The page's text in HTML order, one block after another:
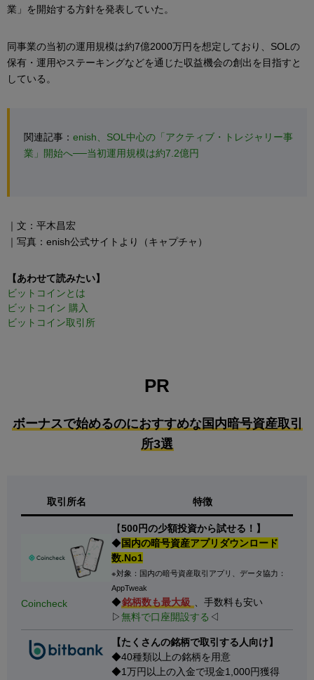
業」を開始する方針を発表していた。
同事業の当初の運用規模は約7億2000万円を想定しており、SOLの
保有・運用やステーキングなどを通じた収益機会の創出を目指すと
している。
関連記事： enish、SOL中心の「アクティブ・トレジャリー事
業」開始へ──当初運用規模は約7.2億円
｜文：平木昌宏
｜写真：enish公式サイトより（キャプチャ）
【あわせて読みたい】
ビットコインとは
ビットコイン 購入
ビットコイン取引所
PR
ボーナスで始めるのにおすすめな国内暗号資産取引
所3選
取引所名 特徴
Coincheck
【500円の少額投資から試せる！】
◆国内の暗号資産アプリダウンロード
数.No1
※対象：国内の暗号資産取引アプリ、データ協力：
AppTweak
◆銘柄数も最大級
、手数料も安い
▷無料で口座開設する ◁
【たくさんの銘柄で取引する人向け】
◆40種類以上の銘柄を用意
◆1万円以上の入金で現金1,000円獲得